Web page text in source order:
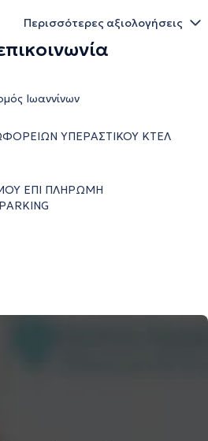
Περισσότερες αξιολογήσεις
Ιωαννίνων
ΥΠΕΡΑΣΤΙΚΟΥ ΚΤΕΛ
ΕΠΙ ΠΛΗΡΩΜΗ